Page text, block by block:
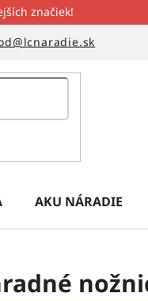
značiek!
AKU NÁRADIE